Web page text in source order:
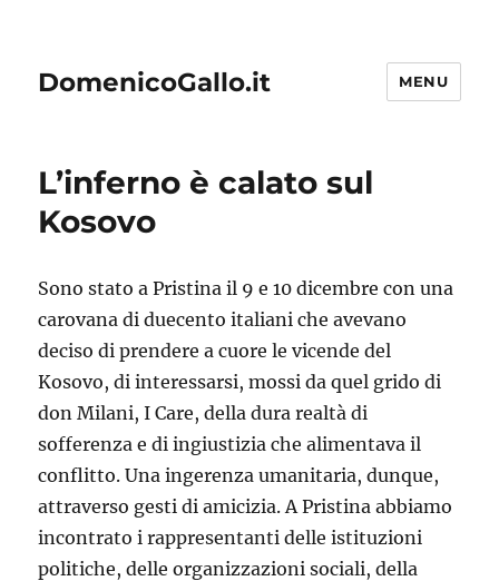
DomenicoGallo.it MENU
L’inferno è calato sul
Kosovo
Sono stato a Pristina il 9 e 10 dicembre con una
carovana di duecento italiani che avevano
deciso di prendere a cuore le vicende del
Kosovo, di interessarsi, mossi da quel grido di
don Milani, I Care, della dura realtà di
sofferenza e di ingiustizia che alimentava il
conflitto. Una ingerenza umanitaria, dunque,
attraverso gesti di amicizia. A Pristina abbiamo
incontrato i rappresentanti delle istituzioni
politiche, delle organizzazioni sociali, della